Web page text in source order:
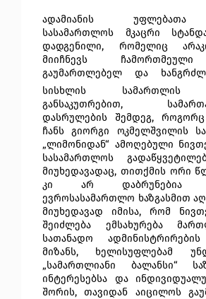
ადამიანის
სასამართლოს მკაცრი
დადგენილი, რომელიც
მიიჩნევს
გაუმართლებელ და
სისხლის სამართლის
განსაკუთრებით,
დასრულების შემდეგ,
ჩანს გიორგი ოკმელშვილის
„ლიმონიდან“ ამოღებული
სასამართლოს
მიუხედავადაც, თითქმის ორი
კი არ დაბრუნებია
ევროსასამართლო ხაზგასმით
მიუხედავად იმისა, რომ
შეიძლება ემსახურება
სათანადო
მიზანს, ხელისუფლებამ
„სამართლიანი ბალანსი“
ინტერესებსა და
შორის, თავიდან აიცილოს